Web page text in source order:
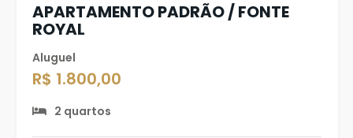
APARTAMENTO PADRÃO / FONTE
ROYAL
Aluguel
R$ 1.800,00
2 quartos